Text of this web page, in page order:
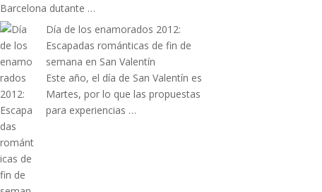
Barcelona dutante …
Día de los enamorados 2012:
Escapadas románticas de fin de
semana en San Valentín
Este año, el día de San Valentín es
Martes, por lo que las propuestas
para experiencias …